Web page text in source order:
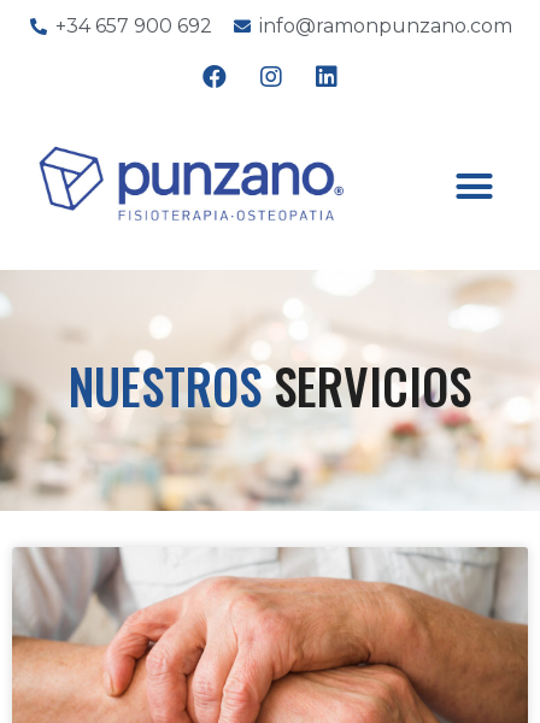
+34 657 900 692 info@ramonpunzano.com
NUESTROSSERVICIOS